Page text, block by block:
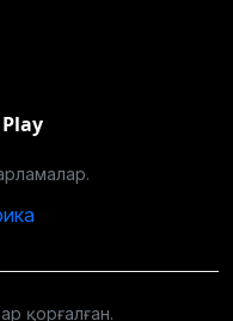
қорғалған.